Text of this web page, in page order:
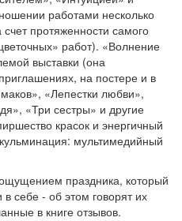
работами несколько
протяженности самого
работ). «Волнение
выставки (она
на постере и в
«Лепестки любви»,
«Три сестры» и другие
красок и энергичный
мультимедийный
праздника, который
в себе - об этом говорят их
в книге отзывов.